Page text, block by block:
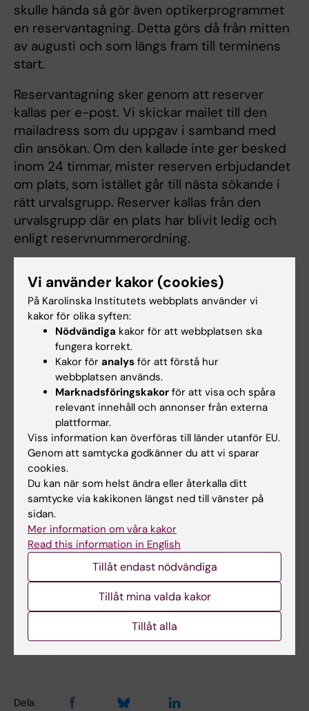
skulle hända så gör även optikerprogrammet
en reservantagning. Detta görs då från mitten
av augusti och som längs fram till terminens
start.
Reservantagning sker genom att reserver
kallas per e-post. Vi skickar mailet till den
mailadress som du uppgav i samband med
din ansökan. Om den kallade inte ger besked
inom 24 timmar, mister reserven erbjudandet
om plats, som istället går till nästa sökande i
rätt urvalsgrupp. Reserver kallas från den
urvalsgrupp där en plats har blivit ledig och
enligt reservnummerordning.
Antagningsstatistik
På sidan
uhr.se/statistik
finns antagningsstatistik för
bland annat KI:s optikerprogram. Där kan du till
exempel se hur många sökande som tidigare
har antagits från respektive urvalsgrupp.
Relaterat
Om optikerprogrammet i KI:s utbildningskatalog
Hade du nytta av informationen på denna sida?
Yes
Innehållsgranskare:
Redaktör:Åsa Borglund
Dela
Vi använder kakor (cookies)
På Karolinska Institutets webbplats använder vi
kakor för olika syften:
Nödvändiga kakor för att webbplatsen ska
fungera korrekt.
Kakor för analys för att förstå hur
webbplatsen används.
Marknadsföringskakor för att visa och spåra
relevant innehåll och annonser från externa
plattformar.
Viss information kan överföras till länder utanför EU.
Genom att samtycka godkänner du att vi sparar
cookies.
Du kan när som helst ändra eller återkalla ditt
samtycke via kakikonen längst ned till vänster på
sidan.
Mer information om våra kakor
Read this information in English
Tillåt endast nödvändiga
Tillåt mina valda kakor
Tillåt alla